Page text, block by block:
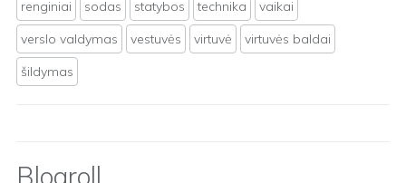
renginiai
sodas statybos technika
vaikai
verslo valdymas
vestuvės virtuvė
virtuvės baldai
šildymas
Blogroll